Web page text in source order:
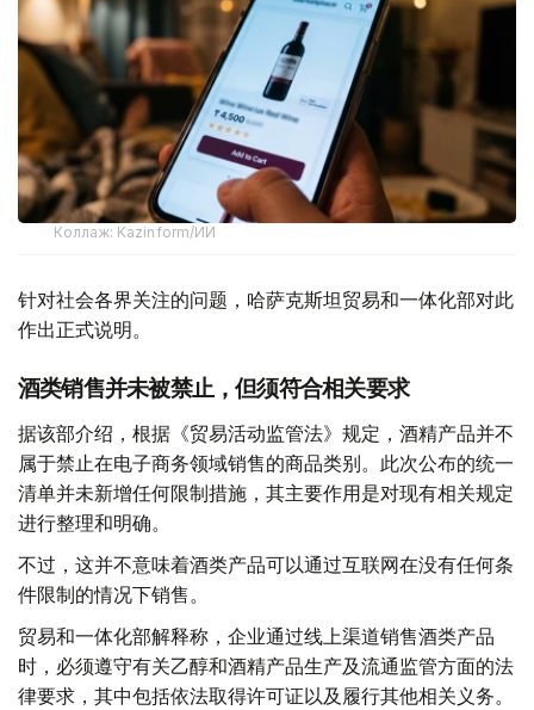
Коллаж: Kazinform/ИИ
针对社会各界关注的问题，哈萨克斯坦贸易和一体化部对此
作出正式说明。
酒类销售并未被禁止，但须符合相关要求
据该部介绍，根据《贸易活动监管法》规定，酒精产品并不
属于禁止在电子商务领域销售的商品类别。此次公布的统一
清单并未新增任何限制措施，其主要作用是对现有相关规定
进行整理和明确。
不过，这并不意味着酒类产品可以通过互联网在没有任何条
件限制的情况下销售。
贸易和一体化部解释称，企业通过线上渠道销售酒类产品
时，必须遵守有关乙醇和酒精产品生产及流通监管方面的法
律要求，其中包括依法取得许可证以及履行其他相关义务。